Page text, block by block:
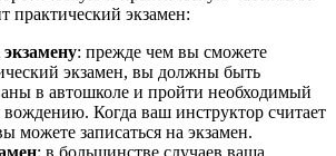
практический экзамен:
: прежде чем вы сможете
экзамен, вы должны быть
в автошколе и пройти необходимый
вождению. Когда ваш инструктор считает
можете записаться на экзамен.
: в большинстве случаев ваша